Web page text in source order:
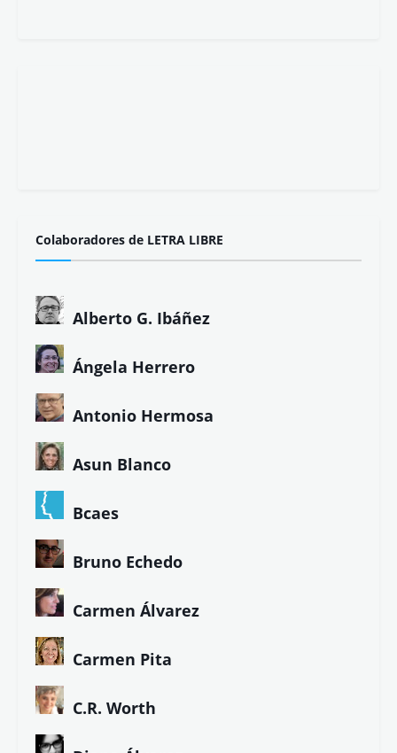
Colaboradores de LETRA LIBRE
Alberto G. Ibáñez
Ángela Herrero
Antonio Hermosa
Asun Blanco
Bcaes
Bruno Echedo
Carmen Álvarez
Carmen Pita
C.R. Worth